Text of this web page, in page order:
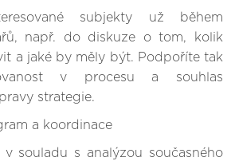
subjekty už během
např. do diskuze o tom, kolik
a jaké by měly být. Podpoříte tak
v procesu a souhlas
strategie.
a koordinace
souladu s analýzou současného